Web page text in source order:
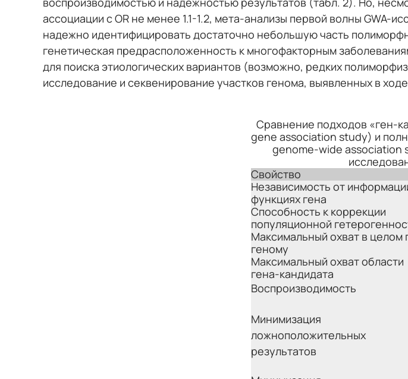
ассоциации с OR не менее 1.1-1.2, мета-анализы первой волны GWA-
надежно идентифицировать достаточно небольшую часть
генетическая предрасположенность к многофакторным
для поиска этиологических вариантов (возможно, редких
исследование и секвенирование участков генома, выявленных в
Сравнение подходов «ген-
gene association study) и
genome-wide association
Свойство
Независимость от
функциях гена
Способность к коррекции
популяционной
Максимальный охват в целом
геному
Максимальный охват области
гена-кандидата
Воспроизводимость
Минимизация
ложноположительных
результатов